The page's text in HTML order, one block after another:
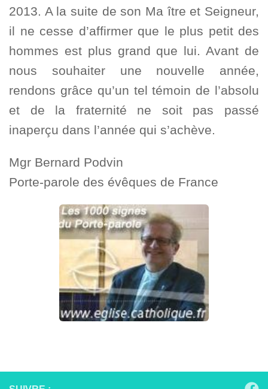
2013. A la suite de son Ma ître et Seigneur,
il ne cesse d’affirmer que le plus petit des
hommes est plus grand que lui. Avant de
nous souhaiter une nouvelle année,
rendons grâce qu’un tel témoin de l’absolu
et de la fraternité ne soit pas passé
inaperçu dans l’année qui s’achève.
Mgr Bernard Podvin
Porte-parole des évêques de France